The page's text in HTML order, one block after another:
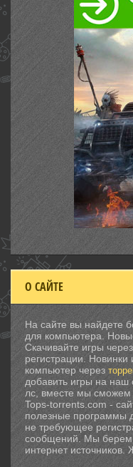
О САЙТЕ
На сайте вы найдете
для компьютера.
Скачивайте игры
регистрации. Новинки
компьютер через
добавить игры на наш
лс, вместе мы сможем
Tops-torrents.com -
полезные программы
не требующее
сообщений. Мы
интернет